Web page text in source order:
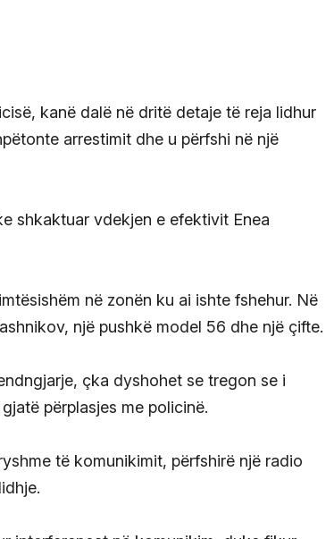
kanë dalë në dritë detaje të reja lidhur
arrestimit dhe u përfshi në një
shkaktuar vdekjen e efektivit Enea
në zonën ku ai ishte fshehur. Në
një pushkë model 56 dhe një çifte.
çka dyshohet se tregon se i
përplasjes me policinë.
të komunikimit, përfshirë një radio